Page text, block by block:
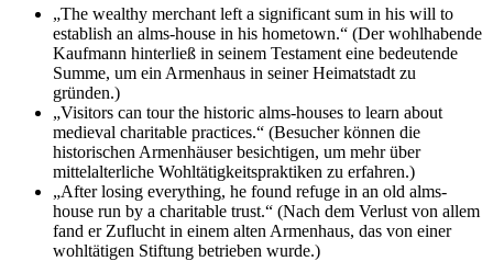
„The wealthy merchant left a significant sum in his will to
establish an alms-house in his hometown.“ (Der wohlhabende
Kaufmann hinterließ in seinem Testament eine bedeutende
Summe, um ein Armenhaus in seiner Heimatstadt zu
gründen.)
„Visitors can tour the historic alms-houses to learn about
medieval charitable practices.“ (Besucher können die
historischen Armenhäuser besichtigen, um mehr über
mittelalterliche Wohltätigkeitspraktiken zu erfahren.)
„After losing everything, he found refuge in an old alms-
house run by a charitable trust.“ (Nach dem Verlust von allem
fand er Zuflucht in einem alten Armenhaus, das von einer
wohltätigen Stiftung betrieben wurde.)